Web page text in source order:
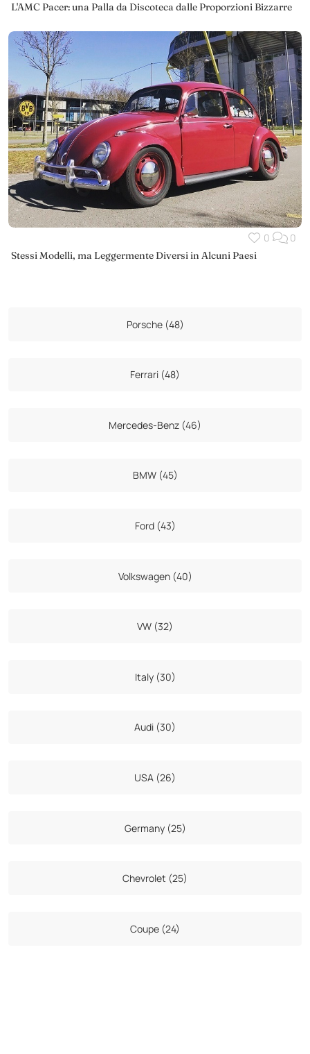
L'AMC Pacer: una Palla da Discoteca dalle Proporzioni Bizzarre
0 0
Stessi Modelli, ma Leggermente Diversi in Alcuni Paesi
Porsche (48)
Ferrari (48)
Mercedes-Benz (46)
BMW (45)
Ford (43)
Volkswagen (40)
VW (32)
Italy (30)
Audi (30)
USA (26)
Germany (25)
Chevrolet (25)
Coupe (24)